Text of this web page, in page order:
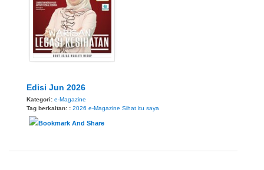
Edisi Jun 2026
Kategori: e-Magazine
Tag berkaitan: : 2026 e-Magazine Sihat itu saya